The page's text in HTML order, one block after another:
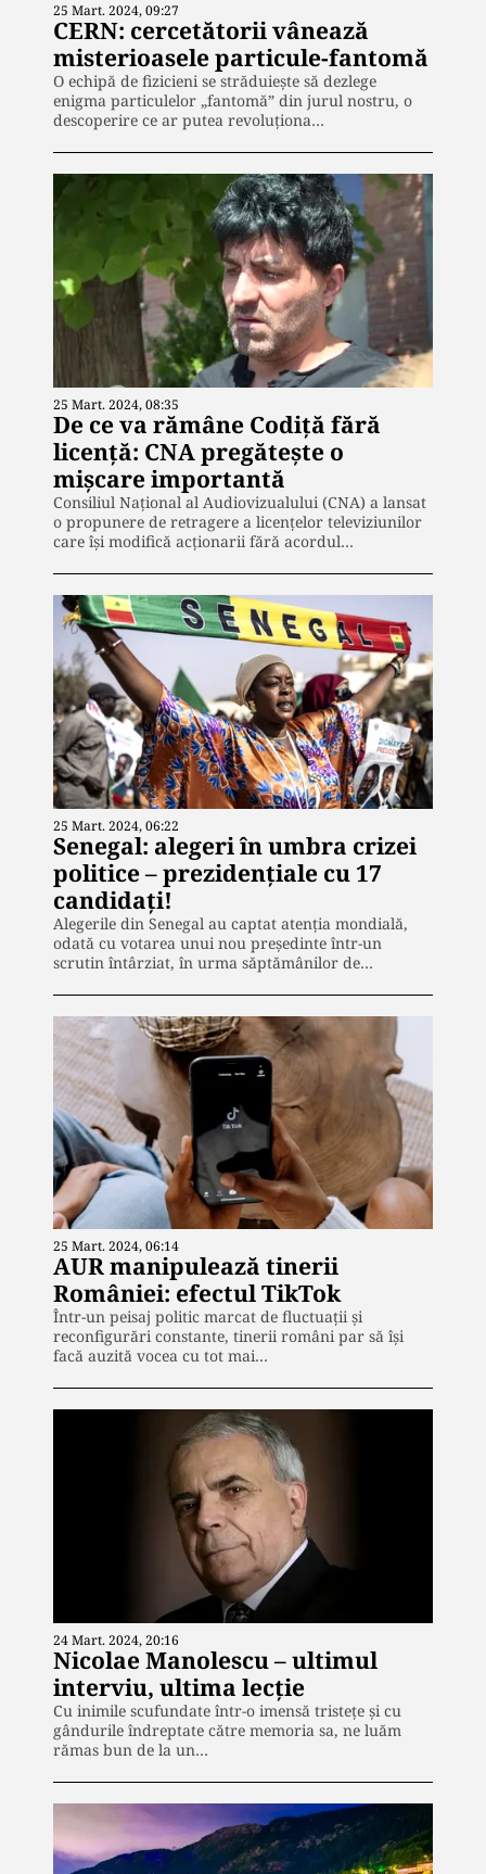
25 Mart. 2024, 09:27
CERN: cercetătorii vânează
misterioasele particule-fantomă
O echipă de fizicieni se străduiește să dezlege
enigma particulelor „fantomă” din jurul nostru, o
descoperire ce ar putea revoluționa…
25 Mart. 2024, 08:35
De ce va rămâne Codiță fără
licență: CNA pregătește o
mișcare importantă
Consiliul Național al Audiovizualului (CNA) a lansat
o propunere de retragere a licențelor televiziunilor
care își modifică acționarii fără acordul…
25 Mart. 2024, 06:22
Senegal: alegeri în umbra crizei
politice – prezidențiale cu 17
candidați!
Alegerile din Senegal au captat atenția mondială,
odată cu votarea unui nou președinte într-un
scrutin întârziat, în urma săptămânilor de…
25 Mart. 2024, 06:14
AUR manipulează tinerii
României: efectul TikTok
Într-un peisaj politic marcat de fluctuații și
reconfigurări constante, tinerii români par să își
facă auzită vocea cu tot mai…
24 Mart. 2024, 20:16
Nicolae Manolescu – ultimul
interviu, ultima lecție
Cu inimile scufundate într-o imensă tristețe și cu
gândurile îndreptate către memoria sa, ne luăm
rămas bun de la un…